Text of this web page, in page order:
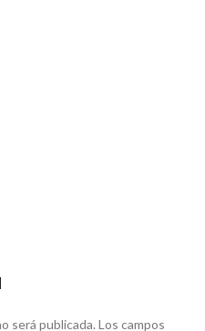
será publicada. Los campos